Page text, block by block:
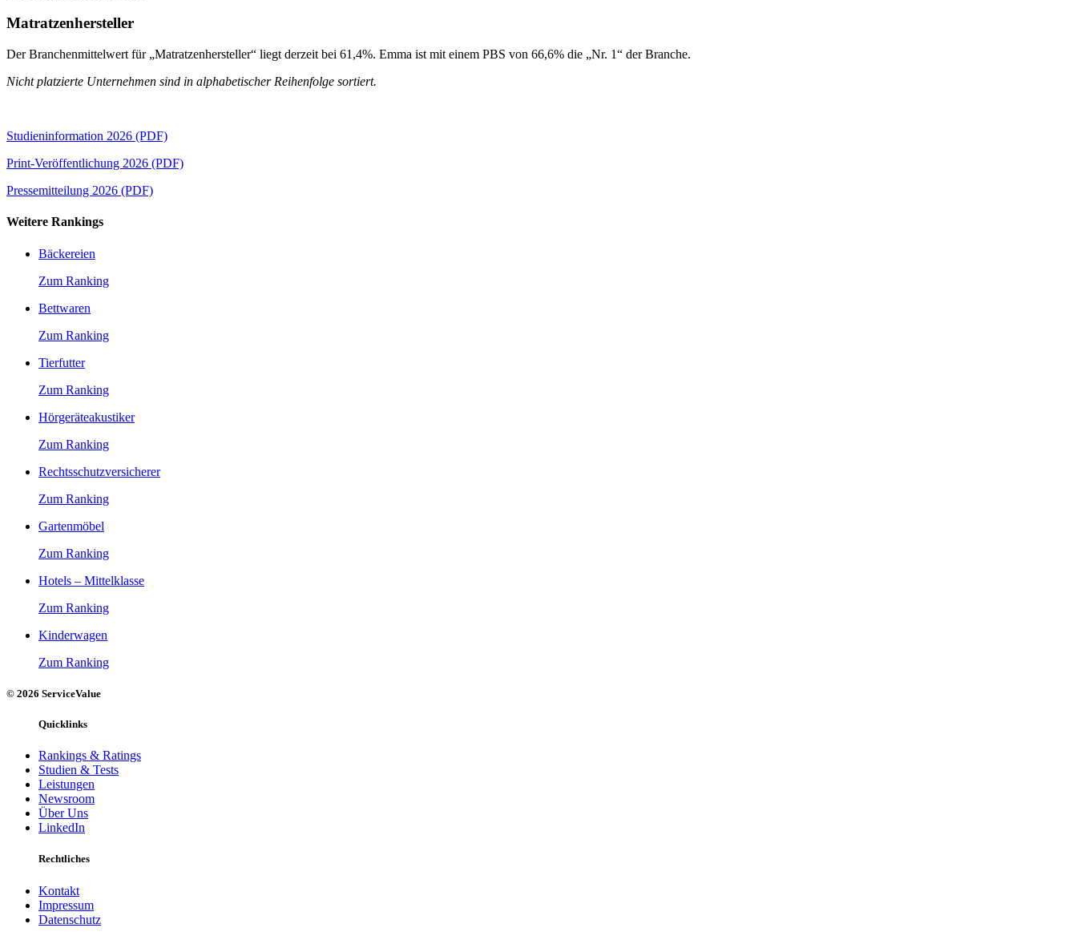
Matratzenhersteller
Der Branchenmittelwert für „Matratzenhersteller“ liegt derzeit bei 61,4%. Emma ist mit einem PBS von 66,6% die „Nr. 1“ der Branche.
Nicht platzierte Unternehmen sind in alphabetischer Reihenfolge sortiert.
Studieninformation 2026 (PDF)
Print-Veröffentlichung 2026 (PDF)
Pressemitteilung 2026 (PDF)
Weitere Rankings
Bäckereien
Zum Ranking
Bettwaren
Zum Ranking
Tierfutter
Zum Ranking
Hörgeräteakustiker
Zum Ranking
Rechtsschutzversicherer
Zum Ranking
Gartenmöbel
Zum Ranking
Hotels – Mittelklasse
Zum Ranking
Kinderwagen
Zum Ranking
© 2026 ServiceValue
Quicklinks
Rankings & Ratings
Studien & Tests
Leistungen
Newsroom
Über Uns
LinkedIn
Rechtliches
Kontakt
Impressum
Datenschutz